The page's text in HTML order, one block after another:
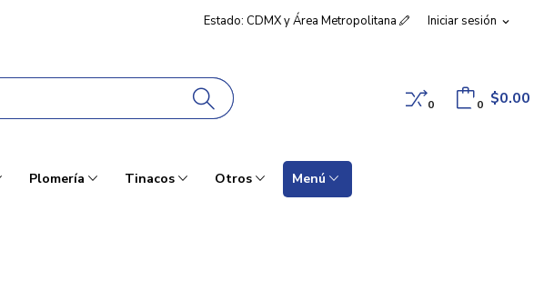
Iniciar sesión expand_more
Estado: CDMX y Área Metropolitana
0 $0.00
0
Plomería Tinacos Otros Menú